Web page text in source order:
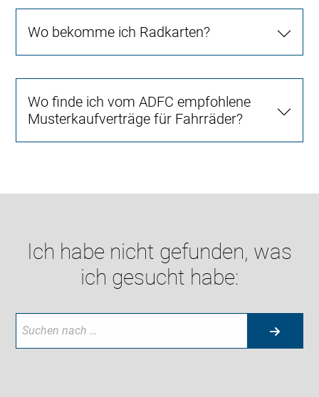
Wo bekomme ich Radkarten?
Wo finde ich vom ADFC empfohlene
Musterkaufverträge für Fahrräder?
Ich habe nicht gefunden, was
ich gesucht habe: